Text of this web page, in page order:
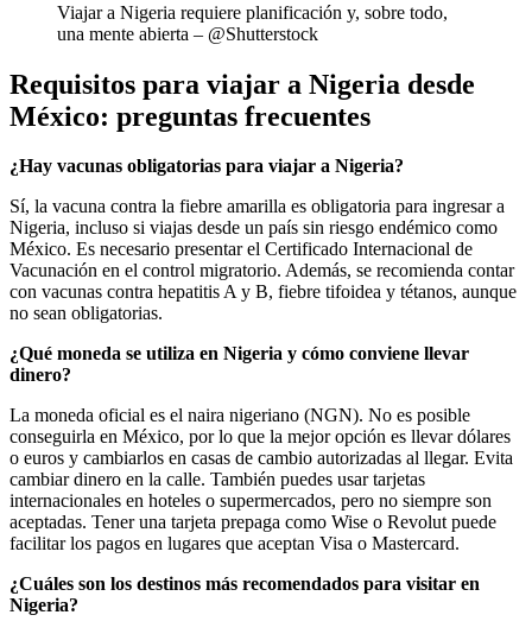
Viajar a Nigeria requiere planificación y, sobre todo,
una mente abierta – @Shutterstock
Requisitos para viajar a Nigeria desde
México: preguntas frecuentes
¿Hay vacunas obligatorias para viajar a Nigeria?
Sí, la vacuna contra la fiebre amarilla es obligatoria para ingresar a
Nigeria, incluso si viajas desde un país sin riesgo endémico como
México. Es necesario presentar el Certificado Internacional de
Vacunación en el control migratorio. Además, se recomienda contar
con vacunas contra hepatitis A y B, fiebre tifoidea y tétanos, aunque
no sean obligatorias.
¿Qué moneda se utiliza en Nigeria y cómo conviene llevar
dinero?
La moneda oficial es el naira nigeriano (NGN). No es posible
conseguirla en México, por lo que la mejor opción es llevar dólares
o euros y cambiarlos en casas de cambio autorizadas al llegar. Evita
cambiar dinero en la calle. También puedes usar tarjetas
internacionales en hoteles o supermercados, pero no siempre son
aceptadas. Tener una tarjeta prepaga como Wise o Revolut puede
facilitar los pagos en lugares que aceptan Visa o Mastercard.
¿Cuáles son los destinos más recomendados para visitar en
Nigeria?